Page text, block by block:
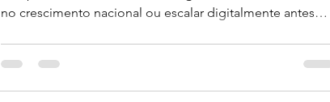
no crescimento nacional ou escalar digitalmente antes
o caminho mais direto para crescimento sólido e
sustentável . Empresas que dominam seu território